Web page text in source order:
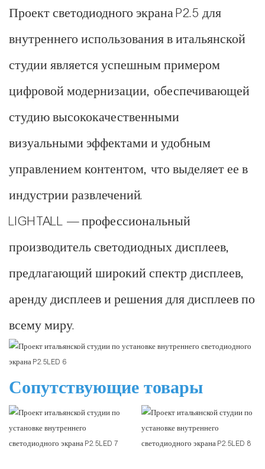
Проект светодиодного экрана P2.5 для
внутреннего использования в итальянской
студии является успешным примером
цифровой модернизации, обеспечивающей
студию высококачественными
визуальными эффектами и удобным
управлением контентом, что выделяет ее в
индустрии развлечений.
LIGHTALL — профессиональный
производитель светодиодных дисплеев,
предлагающий широкий спектр дисплеев,
аренду дисплеев и решения для дисплеев по
всему миру.
Сопутствующие товары